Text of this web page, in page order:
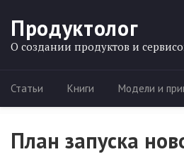
Продуктолог
О создании продуктов и
Main menu
Статьи Книги Модели и
План запуска